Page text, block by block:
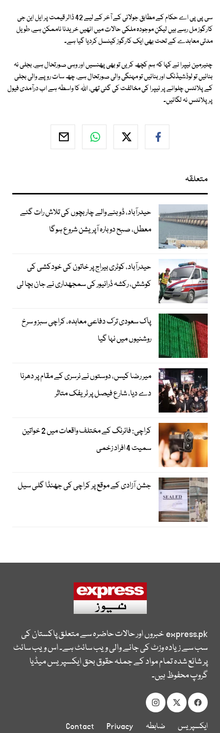
سی پی پی اے حکام کے مطابق جولائی کے آخر کے لیے 42 ڈالر قیمت پر ایل این جی
کارگوز مل رہے ہیں لیکن موجودہ ملکی حالات میں انھیں خریدنا ناممکن ہے، طویل
مدتی معاہدے کے تحت بھی ایک کارگوز کینسل کردیا گیا ہے۔
چئیرمین نیپرا نے کہا کہ ہم کچھ کریں تو بھی پھنسیں اور وہی صورتحال ہے، بجلی نہ
بنائیں تو لوڈشیڈنگ اور بنائیں تو مہنگی والی صورتحال ہے، چھ سات روپے والی بجلی
کے پلانٹس چلوانے پر نیپرا کی مخالفت کی گئی تھی، اللہ کا واسطہ ہے اب درآمدی فیول
پر پلانٹس نہ لگائیں۔
متعلقہ
حیدرآباد، ڈوبنے والے چار بچوں کی تلاش رات گئے
معطل، صبح دوبارہ آپریشن شروع ہوگا
حیدرآباد، کوٹری بیراج پر خاتون کی خودکشی کی
کوشش، رکشہ ڈرائیور کی سمجھداری نے جان بچا لی
پاک سعودی ترک دفاعی معاہدہ، کراچی سبز و سرخ
روشنیوں میں نہا گیا
میر رضا کیس، دوستوں نے نرسری کے مقام پر دھرنا
دے دیا، شارع فیصل پر ٹریفک متاثر
کراچی: فائرنگ کے مختلف واقعات میں 2 خواتین
سمیت 4 افراد زخمی
جشن آزادی کے موقع پر کراچی کی جھنڈا گلی سیل
express.pkخبروں اور حالات حاضرہ سے متعلق پاکستان کی
سب سے زیادہ وزٹ کی جانے والی ویب سائٹ ہے۔ اس ویب سائٹ
پر شائع شدہ تمام مواد کے جملہ حقوق بحق ایکسپریس میڈیا
گروپ محفوظ ہیں۔
ایکسپریس
ضابطہ
Privacy
Contact